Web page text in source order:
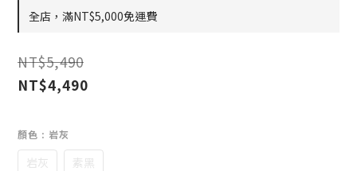
全店，滿NT$5,000免運費
NT$5,490
NT$4,490
顏色 : 岩灰
岩灰 素黑